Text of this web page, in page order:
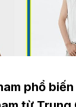
phổ biến